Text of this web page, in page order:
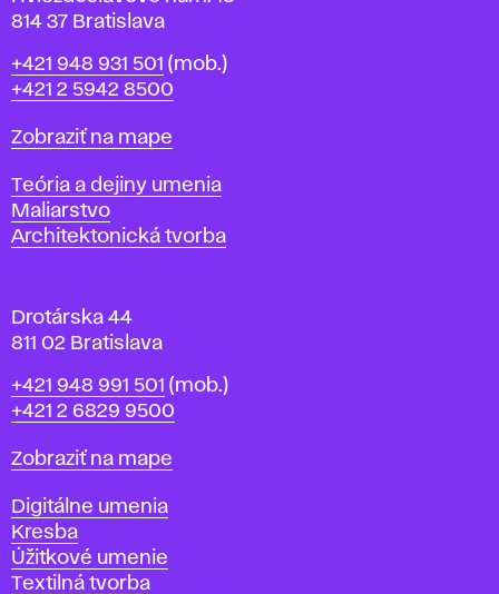
r
a
i
l
a
v
814 37 Bratislava
Telefón
+421 948 931 501 (mob.)
+421 2 5942 8500
Mapa
Zobraziť na mape
Katedry
Teória a dejiny umenia
Maliarstvo
Architektonická tvorba
Drotárska 44
811 02 Bratislava
Telefón
+421 948 991 501 (mob.)
+421 2 6829 9500
Mapa
Zobraziť na mape
Katedry
Digitálne umenia
Kresba
Úžitkové umenie
Textilná tvorba